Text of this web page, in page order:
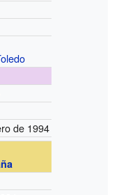
de 1994